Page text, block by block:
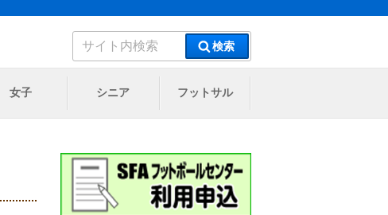
索:
検索
女子 シニア フットサル